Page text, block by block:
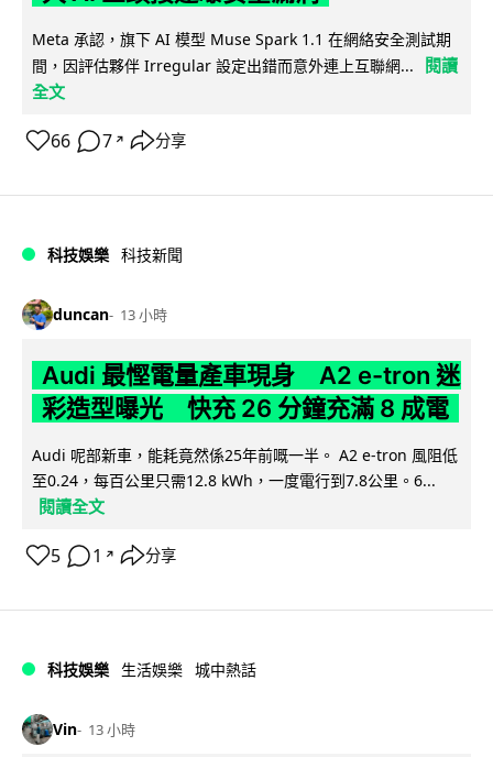
Meta 承認，旗下 AI 模型 Muse Spark 1.1 在網絡安全測試期
間，因評估夥伴 Irregular 設定出錯而意外連上互聯網...
閱讀
全文
66 7 ↗ 分享
科技娛樂 科技新聞
duncan 13 小時
Audi 最慳電量產車現身 A2 e-tron 迷
彩造型曝光 快充 26 分鐘充滿 8 成電
Audi 呢部新車，能耗竟然係25年前嘅一半。 A2 e-tron 風阻低
至0.24，每百公里只需12.8 kWh，一度電行到7.8公里。6...
閱讀全文
5 1 ↗ 分享
科技娛樂 生活娛樂 城中熱話
Vin 13 小時